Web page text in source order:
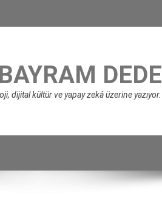
DEDE
dijital kültür ve yapay zekâ üzerine yazıyor.